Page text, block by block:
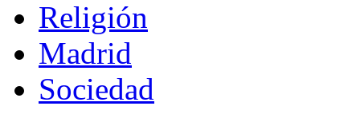
Religión
Madrid
Sociedad